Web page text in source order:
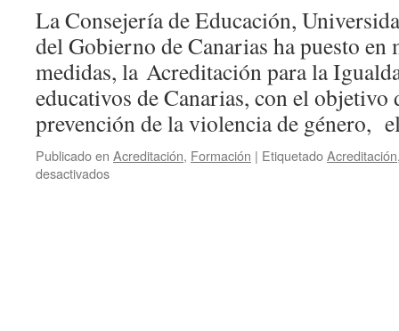
dirigido
a
docentes
de
los
centros
educativos
públicos
no
La Consejería de Educación,
del Gobierno de Canarias ha puesto
medidas, la Acreditación para la
educativos de Canarias, con el objetivo
prevención de la violencia de
Publicado en Acreditación, Formación | EtiquetadoAcreditación
desactivadosen